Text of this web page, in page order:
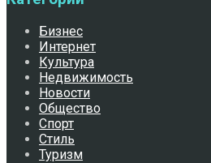
Бизнес
Интернет
Культура
Недвижимость
Новости
Общество
Спорт
Стиль
Туризм